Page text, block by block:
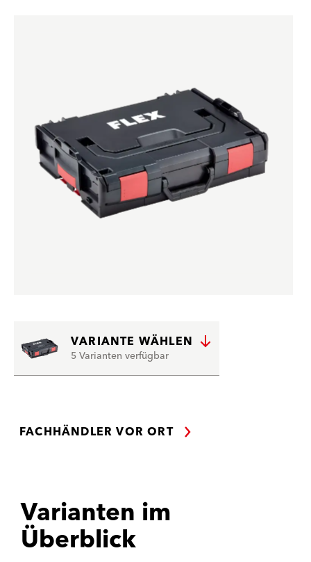
VARIANTE WÄHLEN
5 Varianten verfügbar
FACHHÄNDLER VOR ORT
Varianten im
Überblick